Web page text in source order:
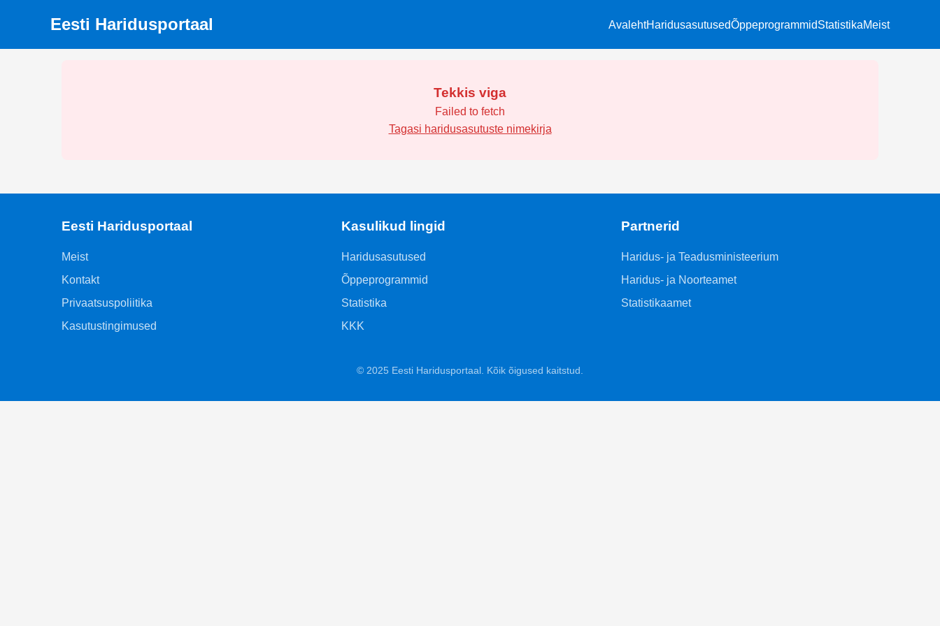
Eesti Haridusportaal AvalehtHaridusasutusedÕppeprogrammidStatistikaMeist
Tekkis viga
Failed to fetch
Tagasi haridusasutuste nimekirja
Eesti Haridusportaal
Meist
Kontakt
Privaatsuspoliitika
Kasutustingimused
Kasulikud lingid
Haridusasutused
Õppeprogrammid
Statistika
KKK
Partnerid
Haridus- ja Teadusministeerium
Haridus- ja Noorteamet
Statistikaamet
© 2025 Eesti Haridusportaal. Kõik õigused kaitstud.